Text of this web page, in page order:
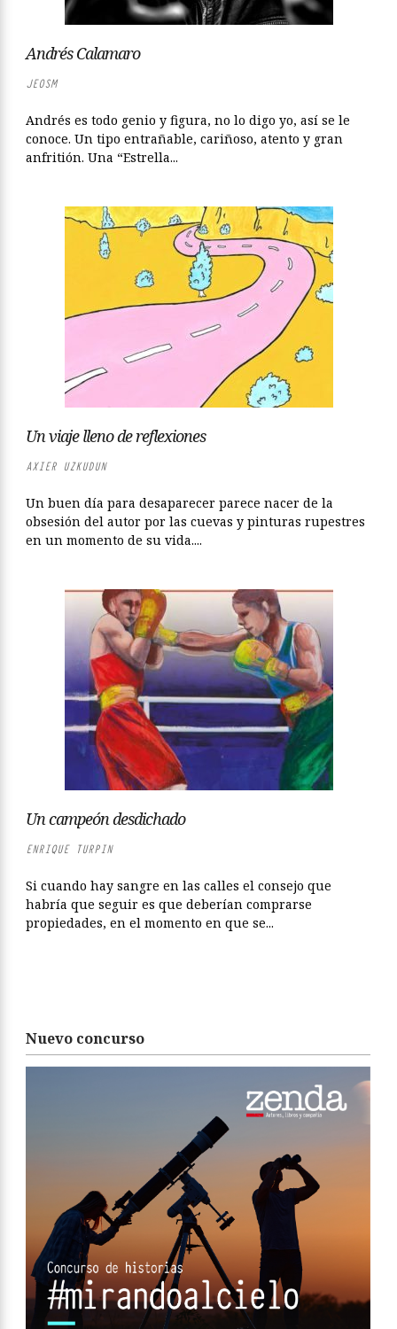
Andrés Calamaro
JEOSM
Andrés es todo genio y figura, no lo digo yo, así se le
conoce. Un tipo entrañable, cariñoso, atento y gran
anfritión. Una “Estrella...
Un viaje lleno de reflexiones
AXIER UZKUDUN
Un buen día para desaparecer parece nacer de la
obsesión del autor por las cuevas y pinturas rupestres
en un momento de su vida....
Un campeón desdichado
ENRIQUE TURPIN
Si cuando hay sangre en las calles el consejo que
habría que seguir es que deberían comprarse
propiedades, en el momento en que se...
Nuevo concurso